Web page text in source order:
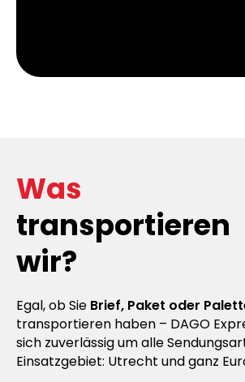
Was
transportieren
wir?
Egal, ob Sie Brief, Paket oder
transportieren haben – DAGO
sich zuverlässig um alle
Einsatzgebiet: Utrecht und ganz